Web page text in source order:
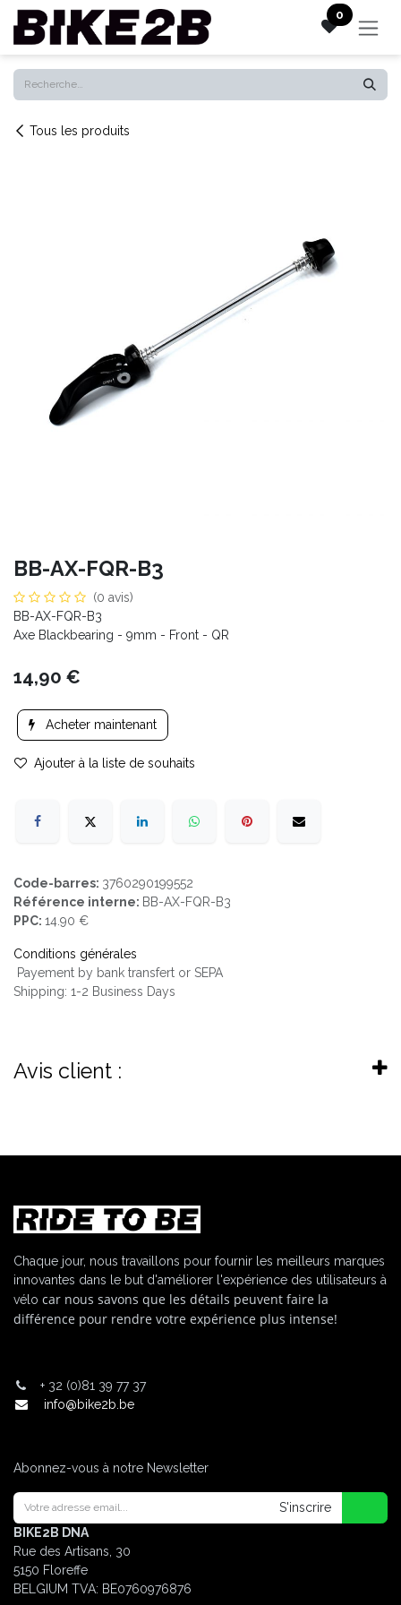
Se rendre au contenu 0
Tous les produits
BB-AX-FQR-B3
(0 avis)
BB-AX-FQR-B3
Axe Blackbearing - 9mm - Front - QR
14,90 €
Acheter maintenant
Ajouter à la liste de souhaits
Code-barres: 3760290199552
Référence interne: BB-AX-FQR-B3
PPC: 14.90 €
Conditions générales
Payement by bank transfert or SEPA
Shipping: 1-2 Business Days
Avis client :
Chaque jour, nous travaillons pour fournir les meilleurs marques
innovantes dans le but d'améliorer l'expérience des utilisateurs à
vélo car nous savons que les détails peuvent faire la
différence pour rendre votre expérience plus intense!
+ 32 (0)81 39 77 37
info@bike2b.be
Abonnez-vous à notre Newsletter
S'inscrire
BIKE2B DNA
Rue des Artisans, 30
5150 Floreffe
BELGIUM TVA: BE0760976876